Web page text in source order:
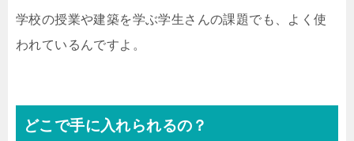
学校の授業や建築を学ぶ学生さんの課題でも、よく使
われているんですよ。
どこで手に入れられるの？